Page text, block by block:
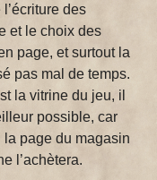
des
et le choix des
page, et surtout la
pas mal de temps.
la vitrine du jeu, il
possible, car
la page du magasin
l’achètera.